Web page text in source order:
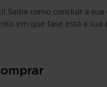
como concluir a
em que fase está a